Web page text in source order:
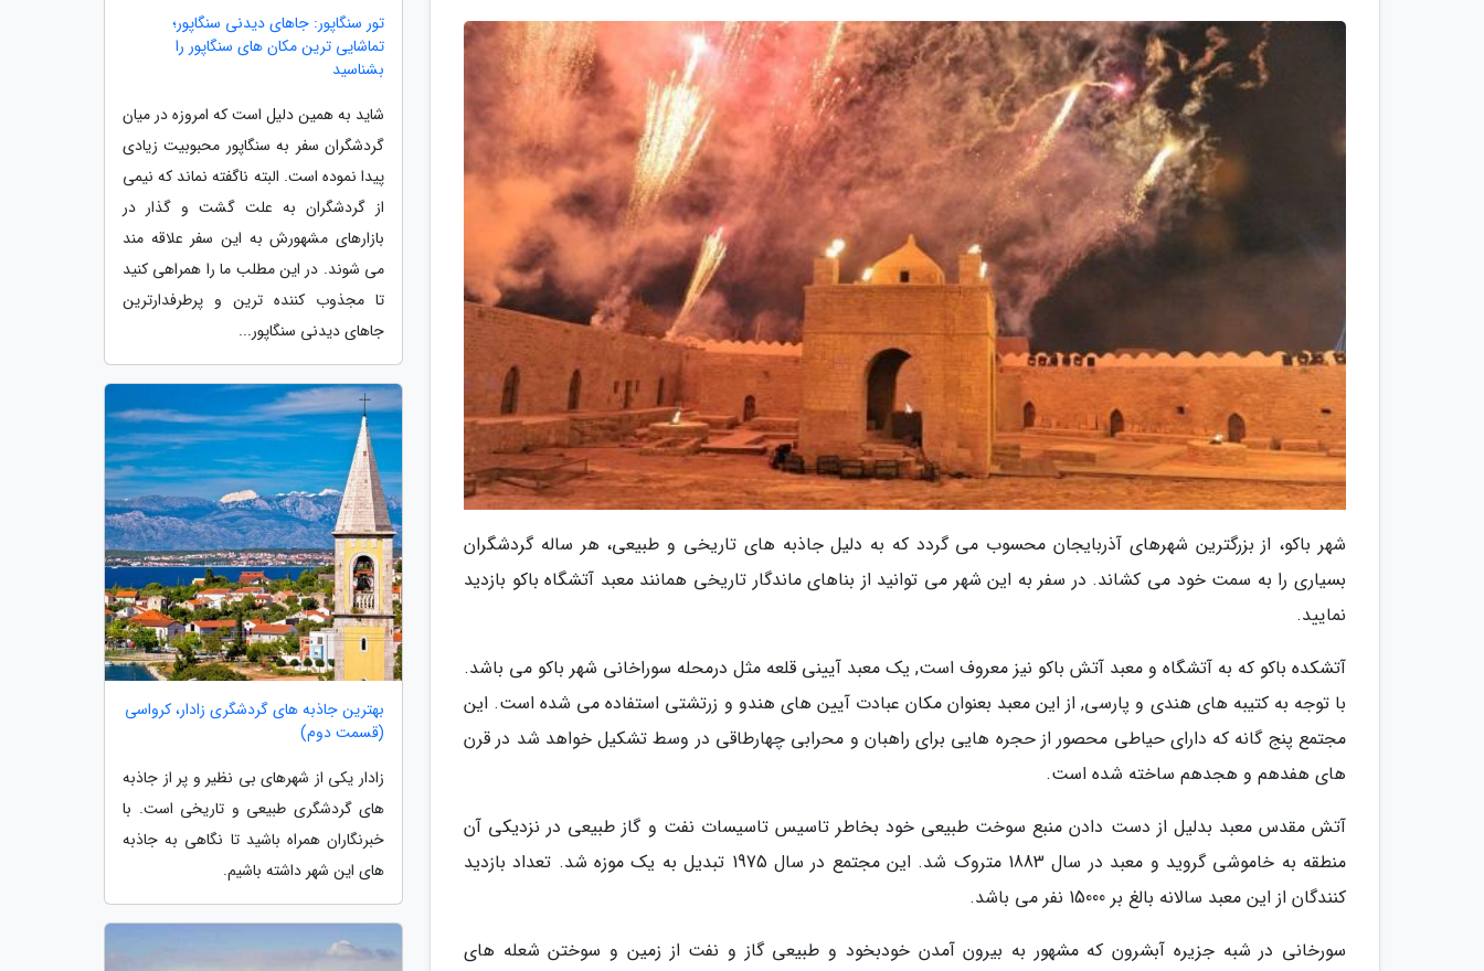
شهر باکو، از بزرگترین شهرهای آذربایجان محسوب می گردد که به دلیل جاذبه های تاریخی و طبیعی، هر ساله گردشگران
بسیاری را به سمت خود می کشاند. در سفر به این شهر می توانید از بناهای ماندگار تاریخی همانند معبد آتشگاه باکو بازدید
نمایید.
آتشکده باکو که به آتشگاه و معبد آتش باکو نیز معروف است, یک معبد آیینی قلعه مثل درمحله سوراخانی شهر باکو می باشد.
با توجه به کتیبه های هندی و پارسی, از این معبد بعنوان مکان عبادت آیین های هندو و زرتشتی استفاده می شده است. این
مجتمع پنج گانه که دارای حیاطی محصور از حجره هایی برای راهبان و محرابی چهارطاقی در وسط تشکیل خواهد شد در قرن
های هفدهم و هجدهم ساخته شده است.
آتش مقدس معبد بدلیل از دست دادن منبع سوخت طبیعی خود بخاطر تاسیس تاسیسات نفت و گاز طبیعی در نزدیکی آن
منطقه به خاموشی گروید و معبد در سال 1883 متروک شد. این مجتمع در سال 1975 تبدیل به یک موزه شد. تعداد بازدید
کنندگان از این معبد سالانه بالغ بر 15000 نفر می باشد.
سورخانی در شبه جزیره آبشرون که مشهور به بیرون آمدن خودبخود و طبیعی گاز و نفت از زمین و سوختن شعله های
تور سنگاپور: جاهای دیدنی سنگاپور؛
تماشایی ترین مکان های سنگاپور را
بشناسید
شاید به همین دلیل است که امروزه در میان
گردشگران سفر به سنگاپور محبوبیت زیادی
پیدا نموده است. البته ناگفته نماند که نیمی
از گردشگران به علت گشت و گذار در
بازارهای مشهورش به این سفر علاقه مند
می شوند. در این مطلب ما را همراهی کنید
تا مجذوب کننده ترین و پرطرفدارترین
جاهای دیدنی سنگاپور...
بهترین جاذبه های گردشگری زادار، کرواسی
(قسمت دوم)
زادار یکی از شهرهای بی نظیر و پر از جاذبه
های گردشگری طبیعی و تاریخی است. با
خبرنگاران همراه باشید تا نگاهی به جاذبه
های این شهر داشته باشیم.